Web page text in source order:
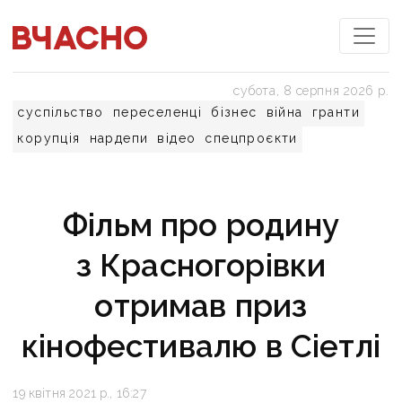
суспільство переселенці бізнес війна
гранти
корупція
нардепи відео спецпроєкти
субота, 8 серпня 2026 р.
Фільм про родину
з Красногорівки
отримав приз
кінофестивалю в Сіетлі
19 квітня 2021 р., 16:27